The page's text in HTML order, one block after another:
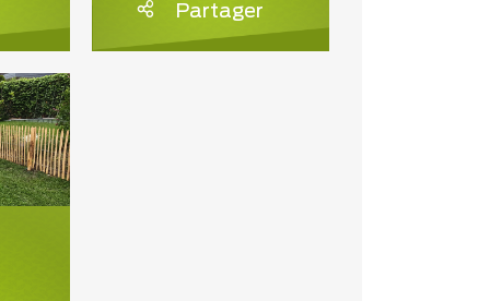
Partager